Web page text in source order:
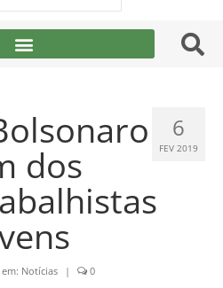
6
FEV 2019
dos
Notícias | 0